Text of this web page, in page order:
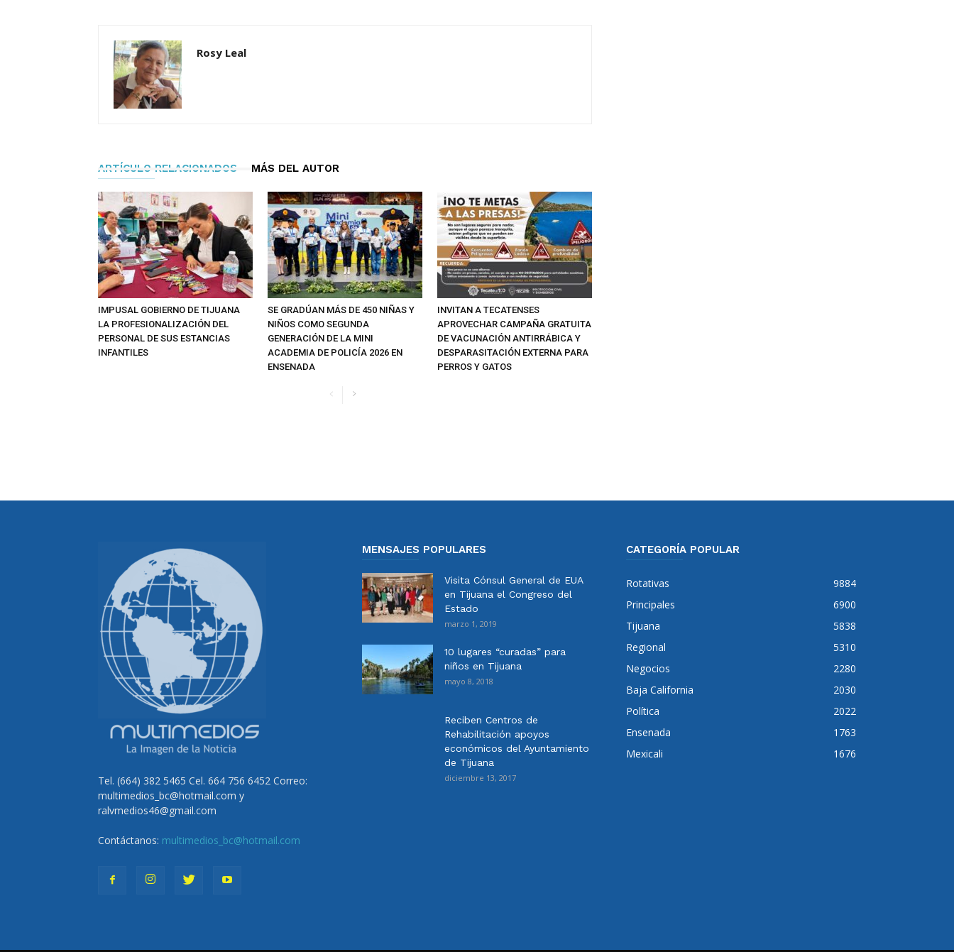
Rosy Leal
ARTÍCULO RELACIONADOS MÁS DEL AUTOR
IMPUSAL GOBIERNO DE TIJUANA
LA PROFESIONALIZACIÓN DEL
PERSONAL DE SUS ESTANCIAS
INFANTILES
SE GRADÚAN MÁS DE 450 NIÑAS Y
NIÑOS COMO SEGUNDA
GENERACIÓN DE LA MINI
ACADEMIA DE POLICÍA 2026 EN
ENSENADA
INVITAN A TECATENSES
APROVECHAR CAMPAÑA GRATUITA
DE VACUNACIÓN ANTIRRÁBICA Y
DESPARASITACIÓN EXTERNA PARA
PERROS Y GATOS
Tel. (664) 382 5465 Cel. 664 756 6452 Correo:
multimedios_bc@hotmail.com y
ralvmedios46@gmail.com
Contáctanos: multimedios_bc@hotmail.com
MENSAJES POPULARES
Visita Cónsul General de EUA
en Tijuana el Congreso del
Estado
marzo 1, 2019
10 lugares “curadas” para
niños en Tijuana
mayo 8, 2018
Reciben Centros de
Rehabilitación apoyos
económicos del Ayuntamiento
de Tijuana
diciembre 13, 2017
CATEGORÍA POPULAR
Rotativas
9884
Principales
6900
Tijuana
5838
Regional
5310
Negocios
2280
Baja California
2030
Política
2022
Ensenada
1763
Mexicali
1676